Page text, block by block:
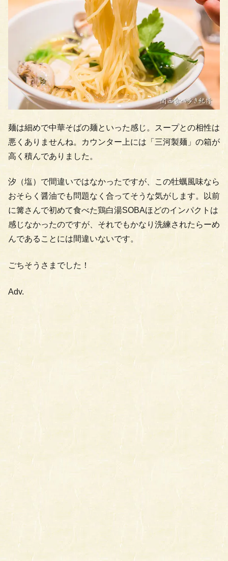
麺は細めで中華そばの麺といった感じ。スープとの相性は
悪くありませんね。カウンター上には「三河製麺」の箱が
高く積んでありました。
汐（塩）で間違いではなかったですが、この牡蠣風味なら
おそらく醤油でも問題なく合ってそうな気がします。以前
に篝さんで初めて食べた鶏白湯SOBAほどのインパクトは
感じなかったのですが、それでもかなり洗練されたらーめ
んであることには間違いないです。
ごちそうさまでした！
Adv.